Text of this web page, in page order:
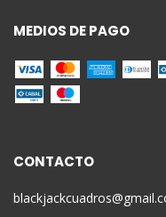
MEDIOS DE PAGO
CONTACTO